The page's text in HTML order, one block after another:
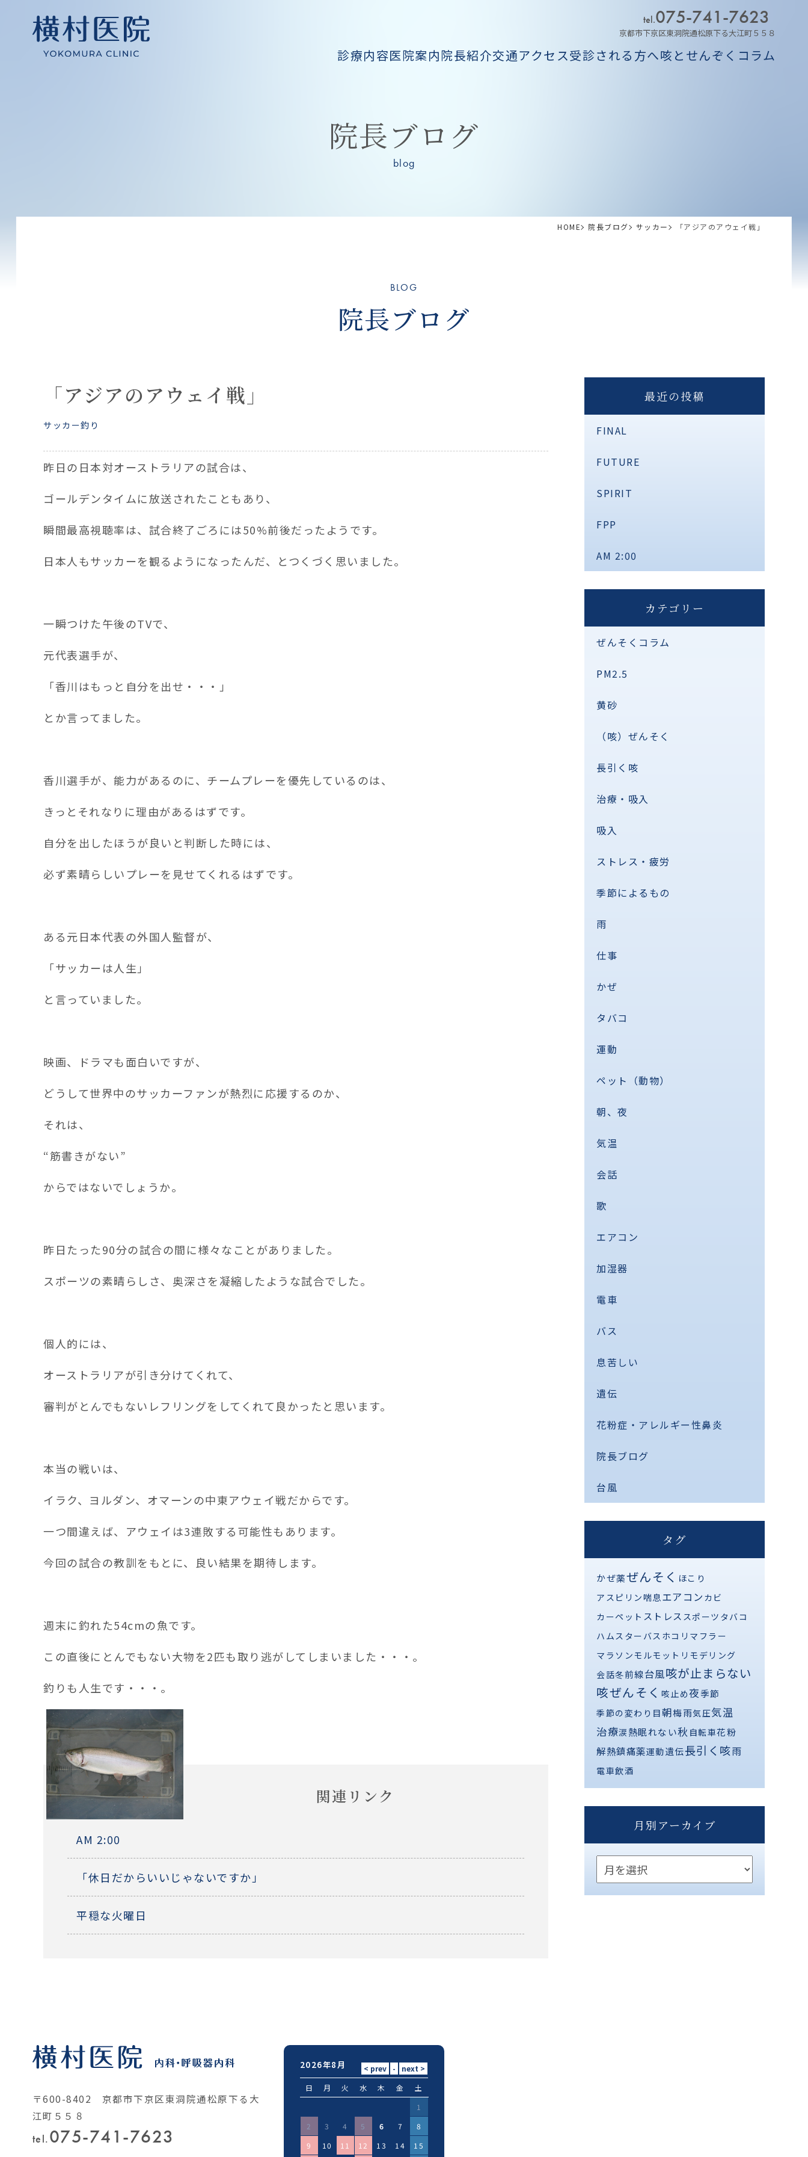
tel.075-741-7623
京都市下京区東洞院通松原下る大江町５５８
診療内容医院案内院長紹介交通アクセス受診される方へ咳とせんぞくコラム
院長ブログ
blog
HOME 院長ブログ サッカー 「アジアのアウェイ戦」
BLOG
院長ブログ
「アジアのアウェイ戦」
サッカー釣り
昨日の日本対オーストラリアの試合は、
ゴールデンタイムに放送されたこともあり、
瞬間最高視聴率は、試合終了ごろには50%前後だったようです。
日本人もサッカーを観るようになったんだ、とつくづく思いました。
一瞬つけた午後のTVで、
元代表選手が、
「香川はもっと自分を出せ・・・」
とか言ってました。
香川選手が、能力があるのに、チームプレーを優先しているのは、
きっとそれなりに理由があるはずです。
自分を出したほうが良いと判断した時には、
必ず素晴らしいプレーを見せてくれるはずです。
ある元日本代表の外国人監督が、
「サッカーは人生」
と言っていました。
映画、ドラマも面白いですが、
どうして世界中のサッカーファンが熱烈に応援するのか、
それは、
“筋書きがない”
からではないでしょうか。
昨日たった90分の試合の間に様々なことがありました。
スポーツの素晴らしさ、奥深さを凝縮したような試合でした。
個人的には、
オーストラリアが引き分けてくれて、
審判がとんでもないレフリングをしてくれて良かったと思います。
本当の戦いは、
イラク、ヨルダン、オマーンの中東アウェイ戦だからです。
一つ間違えば、アウェイは3連敗する可能性もあります。
今回の試合の教訓をもとに、良い結果を期待します。
週末に釣れた54cmの魚です。
この直後にとんでもない大物を2匹も取り逃がしてしまいました・・・。
釣りも人生です・・・。
関連リンク
AM 2:00
「休日だからいいじゃないですか」
平穏な火曜日
最近の投稿
FINAL
FUTURE
SPIRIT
FPP
AM 2:00
カテゴリー
ぜんそくコラム
PM2.5
黄砂
（咳）ぜんそく
長引く咳
治療・吸入
吸入
ストレス・疲労
季節によるもの
雨
仕事
かぜ
タバコ
運動
ペット（動物）
朝、夜
気温
会話
歌
エアコン
加湿器
電車
バス
息苦しい
遺伝
花粉症・アレルギー性鼻炎
院長ブログ
台風
タグ
かぜ薬ぜんそく ほこり
アスピリン喘息エアコン カビ
カーペット ストレス スポーツ タバコ
ハムスター バス ホコリ マフラー
マラソンモルモット リモデリング
会話冬前線台風咳が止まらない
咳ぜんそく 咳止め夜季節
季節の変わり目朝梅雨気圧気温
治療涙 熱眠れない秋 自転車花粉
解熱鎮痛薬運動遺伝長引く咳雨
電車飲酒
月別アーカイブ
〒600-8402 京都市下京区東洞院通松原下る大
江町５５８
tel.075-741-7623
2026年8月
日 月 火 水 木 金
土
1
2
3 4 5 6 7
8
9
10 11 12 13 14 15